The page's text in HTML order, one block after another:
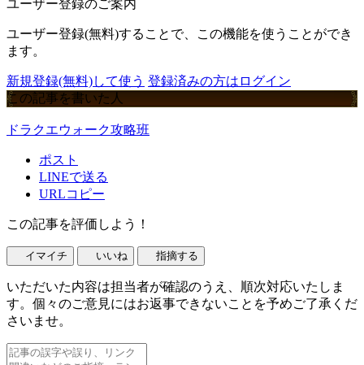
ユーザー登録のご案内
ユーザー登録(無料)することで、この機能を使うことができ
ます。
新規登録(無料)して使う 登録済みの方はログイン
この記事を書いた人
ドラクエウォーク攻略班
ポスト
LINEで送る
URLコピー
この記事を評価しよう！
イマイチ いいね 指摘する
いただいた内容は担当者が確認のうえ、順次対応いたしま
す。個々のご意見にはお返事できないことを予めご了承くだ
さいませ。